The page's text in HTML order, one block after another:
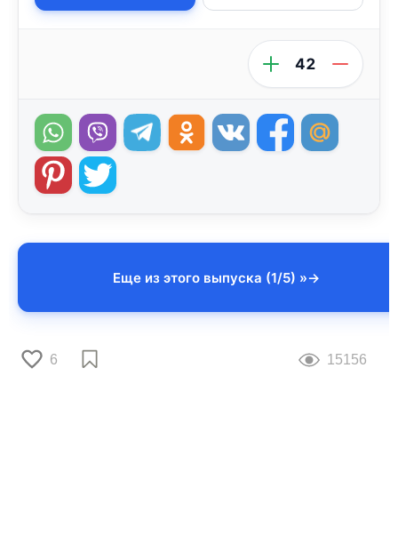
42
Еще из этого выпуска (1/5) »
6 15156